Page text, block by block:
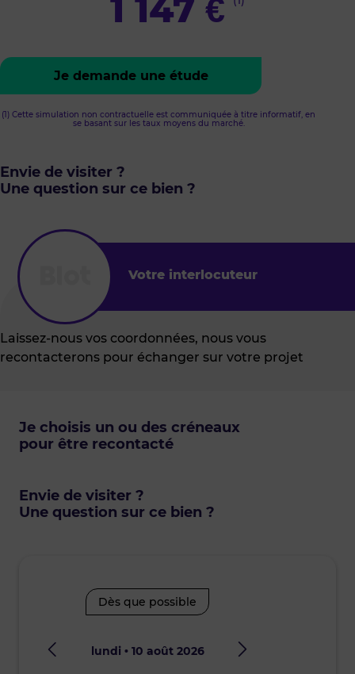
1 147 €
Je demande une étude
(1) Cette simulation non contractuelle est communiquée à titre informatif, en
se basant sur les taux moyens du marché.
Envie de visiter ?
Une question sur ce bien ?
Votre interlocuteur
Laissez-nous vos coordonnées, nous vous
recontacterons pour échanger sur votre projet
Je choisis un ou des créneaux
pour être recontacté
Envie de visiter ?
Une question sur ce bien ?
Dès que possible
lundi • 10 août 2026